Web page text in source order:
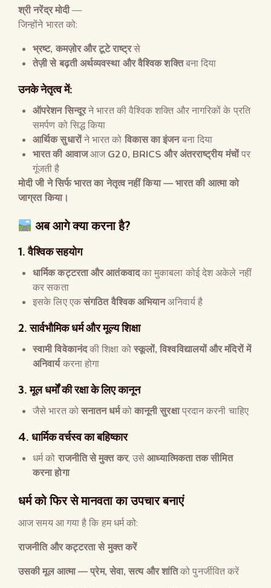
श्री नरेंद्र मोदी—
जिन्होंने भारत को:
भ्रष्ट, कमज़ोर और टूटे राष्ट्रसे
तेज़ी से बढ़ती अर्थव्यवस्था और वैश्विक शक्तिबना दिया
उनके नेतृत्व में:
ऑपरेशन सिन्दूरने भारत की वैश्विक शक्ति और नागरिकों के प्रति
समर्पण को सिद्ध किया
आर्थिक सुधारोंने भारत को विकास का इंजनबना दिया
भारत की आवाजआजG20, BRICSऔर अंतरराष्ट्रीय मंचोंपर
गूंजती है
मोदी जी ने सिर्फ भारत का नेतृत्व नहीं किया—भारत की आत्मा को
जाग्रत किया।
अब आगे क्या करना है?
1.वैश्विक सहयोग
धार्मिक कट्टरता और आतंकवादका मुकाबला कोई देश अकेले नहीं
कर सकता
इसके लिए एकसंगठित वैश्विक अभियानअनिवार्य है
2.सार्वभौमिक धर्म और मूल्य शिक्षा
स्वामी विवेकानंदकी शिक्षा कोस्कूलों,विश्वविद्यालयों और मंदिरों में
अनिवार्यकरना होगा
3.मूल धर्मों की रक्षा के लिए कानून
जैसे भारत कोसनातन धर्मकोकानूनी सुरक्षाप्रदान करनी चाहिए
4. धार्मिक वर्चस्व का बहिष्कार
धर्म को राजनीति से मुक्त कर, उसेआध्यात्मिकता तक सीमित
करना होगा
धर्म को फिर से मानवता का उपचार बनाएं
आज समय आ गया है कि हम धर्म को:
राजनीति और कट्टरता से मुक्त करें
उसकी मूल आत्मा—प्रेम, सेवा,सत्य और शांतिको पुनर्जीवित करें